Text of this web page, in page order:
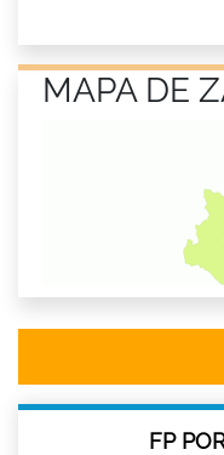
MAPA DE
FP